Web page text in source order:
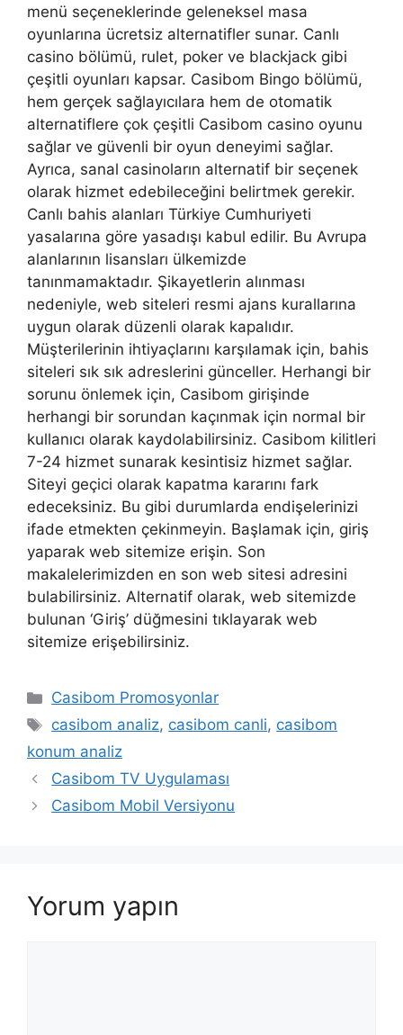
menü seçeneklerinde geleneksel masa
oyunlarına ücretsiz alternatifler sunar. Canlı
casino bölümü, rulet, poker ve blackjack gibi
çeşitli oyunları kapsar. Casibom Bingo bölümü,
hem gerçek sağlayıcılara hem de otomatik
alternatiflere çok çeşitli Casibom casino oyunu
sağlar ve güvenli bir oyun deneyimi sağlar.
Ayrıca, sanal casinoların alternatif bir seçenek
olarak hizmet edebileceğini belirtmek gerekir.
Canlı bahis alanları Türkiye Cumhuriyeti
yasalarına göre yasadışı kabul edilir. Bu Avrupa
alanlarının lisansları ülkemizde
tanınmamaktadır. Şikayetlerin alınması
nedeniyle, web siteleri resmi ajans kurallarına
uygun olarak düzenli olarak kapalıdır.
Müşterilerinin ihtiyaçlarını karşılamak için, bahis
siteleri sık sık adreslerini günceller. Herhangi bir
sorunu önlemek için, Casibom girişinde
herhangi bir sorundan kaçınmak için normal bir
kullanıcı olarak kaydolabilirsiniz. Casibom kilitleri
7-24 hizmet sunarak kesintisiz hizmet sağlar.
Siteyi geçici olarak kapatma kararını fark
edeceksiniz. Bu gibi durumlarda endişelerinizi
ifade etmekten çekinmeyin. Başlamak için, giriş
yaparak web sitemize erişin. Son
makalelerimizden en son web sitesi adresini
bulabilirsiniz. Alternatif olarak, web sitemizde
bulunan ‘Giriş’ düğmesini tıklayarak web
sitemize erişebilirsiniz.
Kategoriler
Casibom Promosyonlar
Etiketler
casibom analiz, casibom canli, casibom
konum analiz
Casibom TV Uygulaması
Casibom Mobil Versiyonu
Yorum yapın